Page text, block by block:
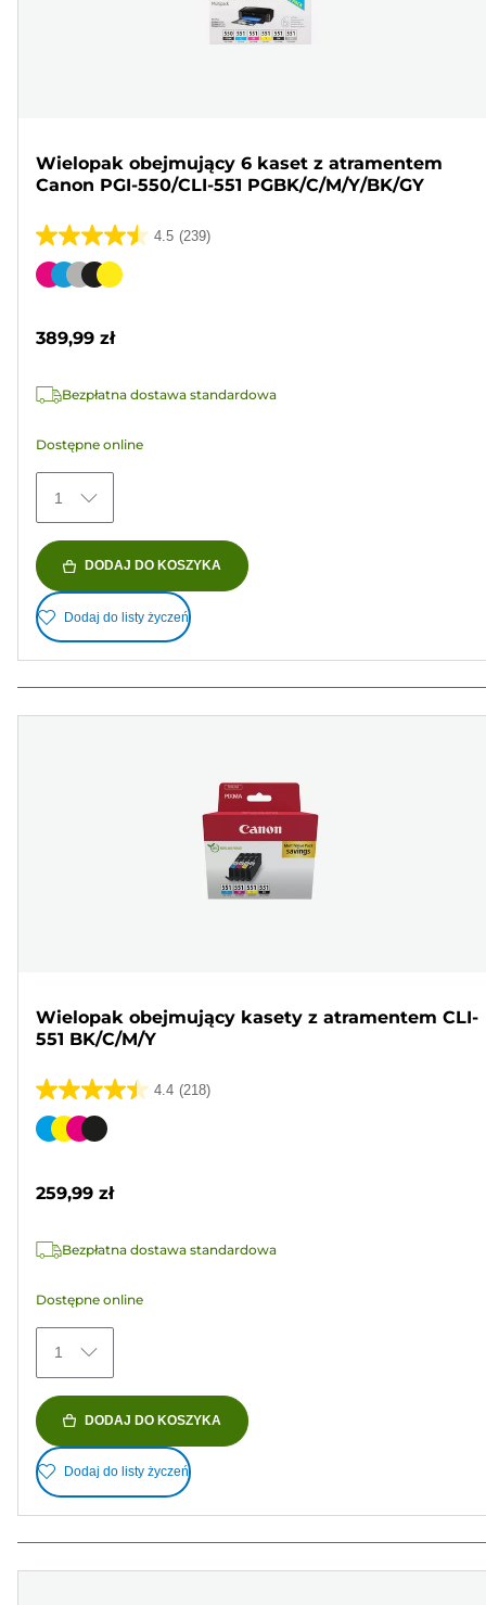
Wielopak obejmujący 6 kaset z atramentem
Canon PGI-550/CLI-551 PGBK/C/M/Y/BK/GY
4.5 (239)
4.5
na
239
Wkład
389,99 zł
Bezpłatna dostawa standardowa
Dostępne online
1
DODAJ DO KOSZYKA
Dodaj do listy życzeń
Wielopak obejmujący kasety z atramentem CLI-
551 BK/C/M/Y
4.4 (218)
4.4
na
218
Wkład
259,99 zł
Bezpłatna dostawa standardowa
Dostępne online
1
DODAJ DO KOSZYKA
Dodaj do listy życzeń